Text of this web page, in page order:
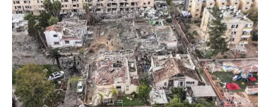
‘কোবরা’
বৈঠক
ডাকলেন
কিয়ার
স্টারমার